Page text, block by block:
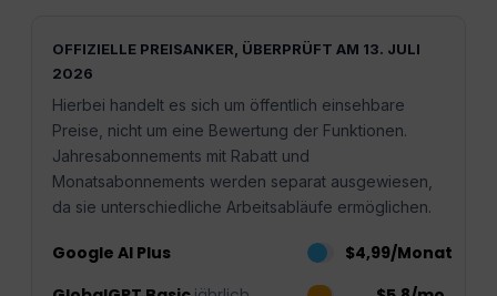
OFFIZIELLE PREISANKER, ÜBERPRÜFT AM 13. JULI
2026
Hierbei handelt es sich um öffentlich einsehbare
Preise, nicht um eine Bewertung der Funktionen.
Jahresabonnements mit Rabatt und
Monatsabonnements werden separat ausgewiesen,
da sie unterschiedliche Arbeitsabläufe ermöglichen.
Google AI Plus
$4,99/Monat